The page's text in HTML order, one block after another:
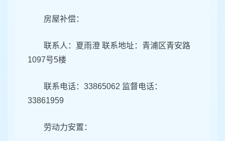
房屋补偿：
联系人：夏雨澄 联系地址：青浦区青安路
1097号5楼
联系电话：33865062 监督电话：
33861959
劳动力安置：